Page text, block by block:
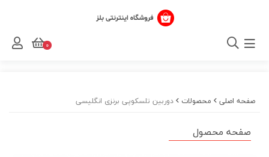
صفحه اصلی محصولات دوربین تلسکوپی برنزی انگلیسی
صفحه محصول
0